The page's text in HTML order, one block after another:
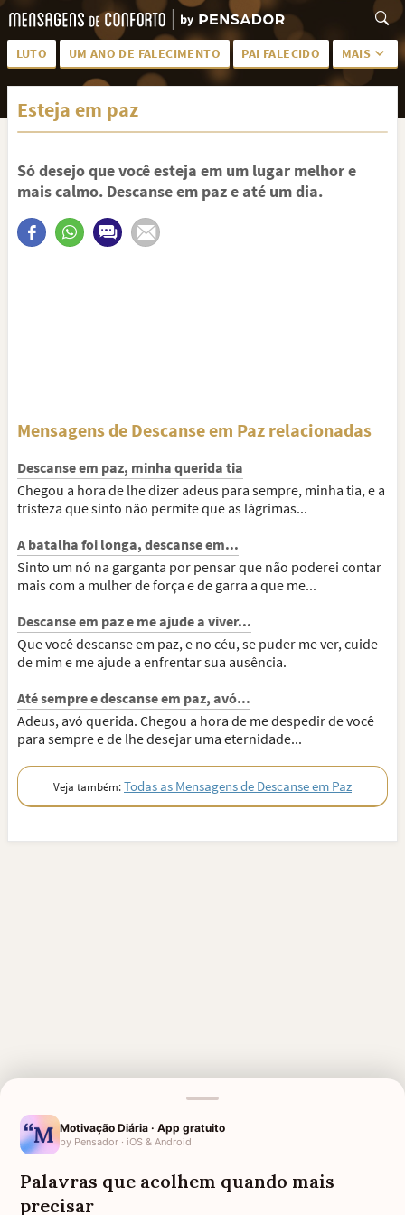
LUTO UM ANO DE FALECIMENTO PAI FALECIDO MAIS
LUTO PARA AMIGA PALAVRAS
SAUDADES DA MÃE
MEUS SENTIMENTOS PÊSAMES PARA AMIGO
FRASES DE LUTO PARA AMIGO
Esteja em paz
Só desejo que você esteja em um lugar melhor e
mais calmo. Descanse em paz e até um dia.
Mensagens de Descanse em Paz relacionadas
Descanse em paz, minha querida tia
Chegou a hora de lhe dizer adeus para sempre, minha tia, e a
tristeza que sinto não permite que as lágrimas...
A batalha foi longa, descanse em...
Sinto um nó na garganta por pensar que não poderei contar
mais com a mulher de força e de garra a que me...
Descanse em paz e me ajude a viver...
Que você descanse em paz, e no céu, se puder me ver, cuide
de mim e me ajude a enfrentar sua ausência.
Até sempre e descanse em paz, avó...
Adeus, avó querida. Chegou a hora de me despedir de você
para sempre e de lhe desejar uma eternidade...
Veja também:Todas as Mensagens de Descanse em Paz
DESCANSE EM PAZ TIA DESCANSE EM PAZ GUERREIRA
Motivação Diária · App gratuito
by Pensador · iOS & Android
Palavras que acolhem quando mais
precisar